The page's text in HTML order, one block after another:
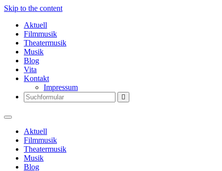
Skip to the content
Aktuell
Filmmusik
Theatermusik
Musik
Blog
Vita
Kontakt
Impressum
Search
Aktuell
Filmmusik
Theatermusik
Musik
Blog